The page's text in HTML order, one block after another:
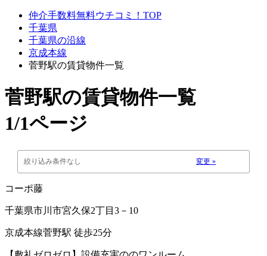
仲介手数料無料ウチコミ！TOP
千葉県
千葉県の沿線
京成本線
菅野駅の賃貸物件一覧
菅野駅の賃貸物件一覧
1/1ページ
絞り込み条件なし 変更 »
コーポ藤
千葉県市川市宮久保2丁目3－10
京成本線菅野駅 徒歩25分